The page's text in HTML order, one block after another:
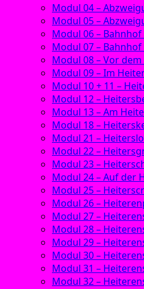
Modul 04 –
Modul 05 –
Modul 06 – Bahnhof
Modul 07 – Bahnhof
Modul 08 – Vor
Modul 09 – Im
Modul 10 + 11 –
Modul 12 –
Modul 13 – Am
Modul 18 –
Modul 21 –
Modul 22 –
Modul 23 –
Modul 24 – Auf der
Modul 25 –
Modul 26 –
Modul 27 –
Modul 28 –
Modul 29 –
Modul 30 –
Modul 31 –
Modul 32 –